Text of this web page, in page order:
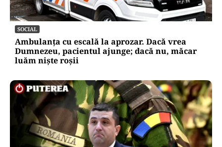
SOCIAL
Ambulanța cu escală la aprozar. Dacă vrea
Dumnezeu, pacientul ajunge; dacă nu, măcar
luăm niște roșii